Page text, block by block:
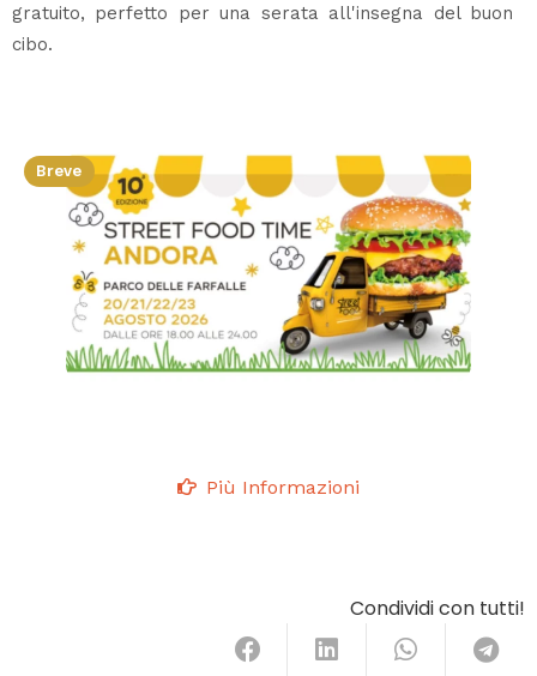
gratuito, perfetto per una serata all'insegna del buon
cibo.
Breve
Più Informazioni
Condividi con tutti!